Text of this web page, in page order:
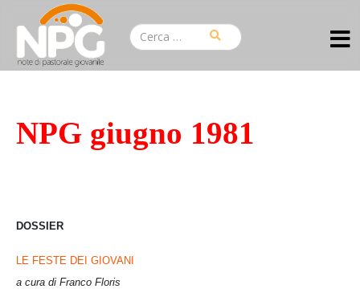
NPG giugno 1981
DOSSIER
LE FESTE DEI GIOVANI
a cura di Franco Floris